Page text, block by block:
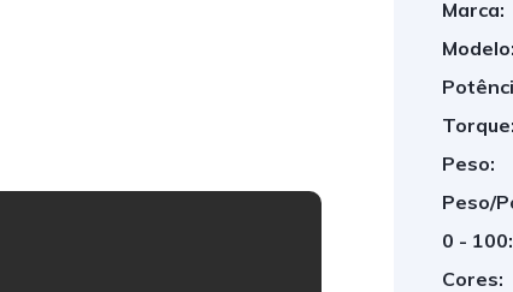
Marca:
Modelo:
Torque:
Peso:
Peso/
0 - 100:
Cores: